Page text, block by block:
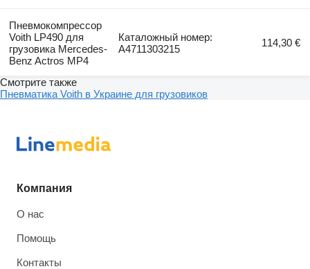
Пневмокомпрессор
Voith LP490 для
грузовика Mercedes-
Benz Actros MP4
Каталожный номер:
A4711303215
114,30 €
Смотрите также
Пневматика Voith в Украине для грузовиков
Компания
О нас
Помощь
Контакты